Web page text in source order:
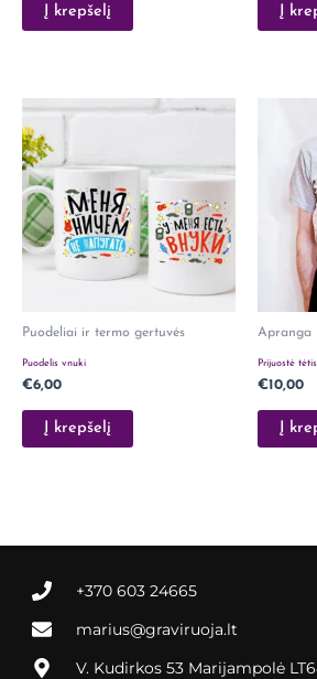
Į krepšelį Į
Puodeliai ir termo gertuvės
Puodelis vnuki
€6,00
Į krepšelį
Apranga
Prijuostė
€10,00
Į
+370 603 24665
marius@graviruoja.lt
V. Kudirkos 53 Marijampolė